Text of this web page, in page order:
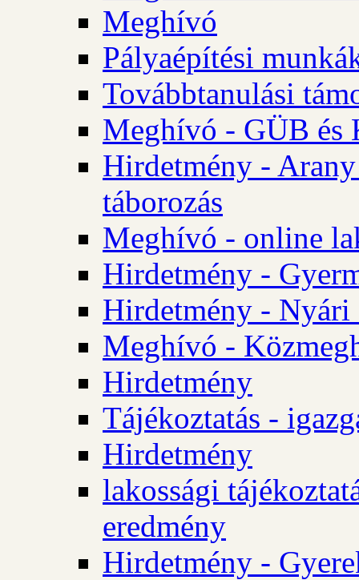
Meghívó
Pályaépítési
Továbbtanulási
Meghívó - GÜB és
Hirdetmény - Arany
táborozás
Meghívó - online
Hirdetmény -
Hirdetmény - Nyári
Meghívó -
Hirdetmény
Tájékoztatás -
Hirdetmény
lakossági
eredmény
Hirdetmény -